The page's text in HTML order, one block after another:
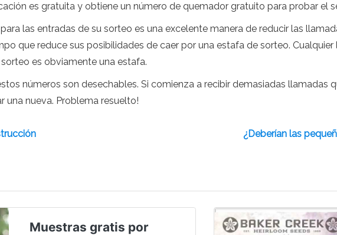
es gratuita y obtiene un número de quemador gratuito para probar el
las entradas de su sorteo es una excelente manera de reducir las
que reduce sus posibilidades de caer por una estafa de sorteo.
es obviamente una estafa.
números son desechables. Si comienza a recibir demasiadas llamadas
una nueva. Problema resuelto!
¿Deberían las
Muestras gratis por